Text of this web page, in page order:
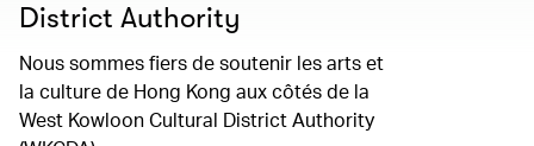
District Authority
Nous sommes fiers de soutenir les arts et
la culture de Hong Kong aux côtés de la
West Kowloon Cultural District Authority